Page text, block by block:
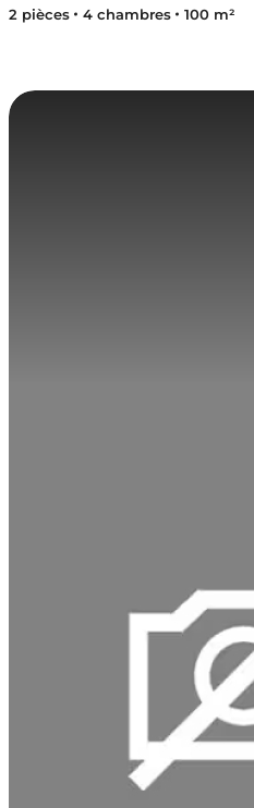
2 pièces 4 chambres 100 m²